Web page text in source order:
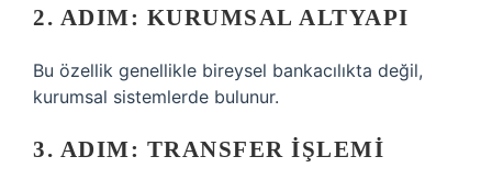
2. ADIM: KURUMSAL ALTYAPI
Bu özellik genellikle bireysel bankacılıkta değil,
kurumsal sistemlerde bulunur.
3. ADIM: TRANSFER IŞLEMI